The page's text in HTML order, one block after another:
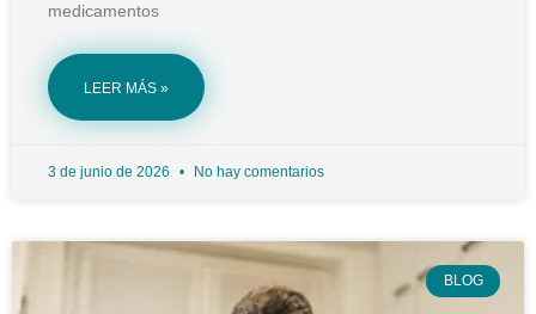
medicamentos
LEER MÁS »
3 de junio de 2026 No hay comentarios
BLOG